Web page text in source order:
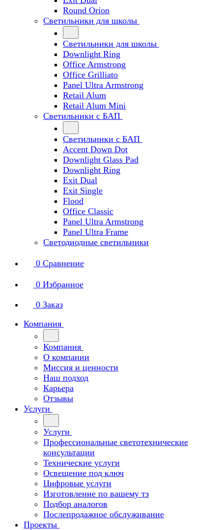
Round Orion
Светильники для школы
Светильники для школы
Downlight Ring
Office Armstrong
Office Grilliato
Panel Ultra Armstrong
Retail Alum
Retail Alum Mini
Светильники с БАП
Светильники с БАП
Accent Down Dot
Downlight Glass Pad
Downlight Ring
Exit Dual
Exit Single
Flood
Office Classic
Panel Ultra Armstrong
Panel Ultra Frame
Светодиодные светильники
0 Сравнение
0 Избранное
0 Заказ
Компания
Компания
О компании
Миссия и ценности
Наш подход
Карьера
Отзывы
Услуги
Услуги
Профессиональные светотехнические
консультации
Технические услуги
Освещение под ключ
Цифровые услуги
Изготовление по вашему тз
Подбор аналогов
Послепродажное обслуживание
Проекты